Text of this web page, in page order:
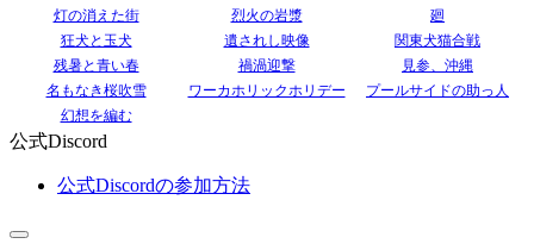
灯の消えた街 烈火の岩漿
廻
狂犬と玉犬
遺されし映像
関東犬猫合戦
残暑と青い春
禍渦迎撃
見参、沖縄
名もなき桜吹雪
ワーカホリックホリデー
プールサイドの助っ人
幻想を編む
公式Discord
公式Discordの参加方法